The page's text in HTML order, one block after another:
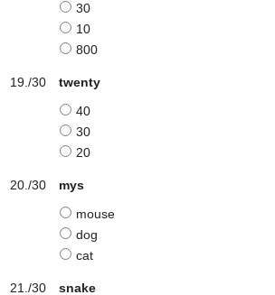
30
10
800
twenty
40
30
20
mys
mouse
dog
cat
snake